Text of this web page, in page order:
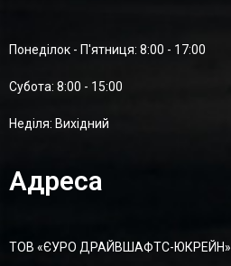
Понеділок - П'ятниця: 8:00 - 17:00
Суботa: 8:00 - 15:00
Неділя: Вихідний
Адреса
ТОВ «ЄУРО ДРАЙВШАФТC-ЮКРЕЙН»